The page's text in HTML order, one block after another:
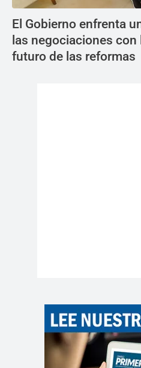
El Gobierno enfrenta
las negociaciones con
futuro de las reformas